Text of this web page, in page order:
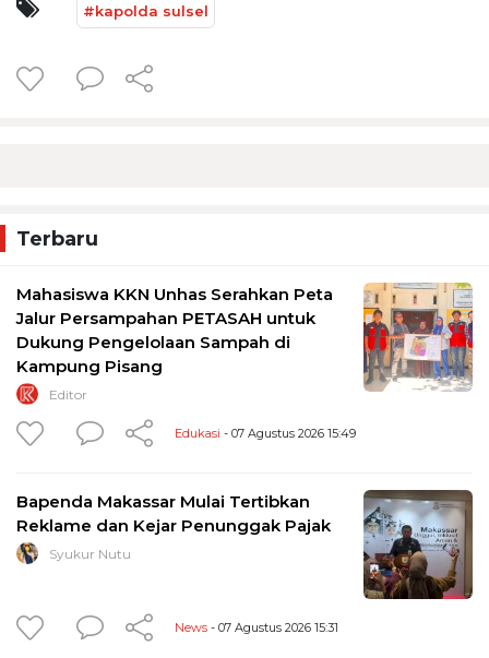
#kapolda sulsel
Terbaru
Mahasiswa KKN Unhas Serahkan Peta
Jalur Persampahan PETASAH untuk
Dukung Pengelolaan Sampah di
Kampung Pisang
Editor
Edukasi - 07 Agustus 2026 15:49
Bapenda Makassar Mulai Tertibkan
Reklame dan Kejar Penunggak Pajak
Syukur Nutu
News - 07 Agustus 2026 15:31